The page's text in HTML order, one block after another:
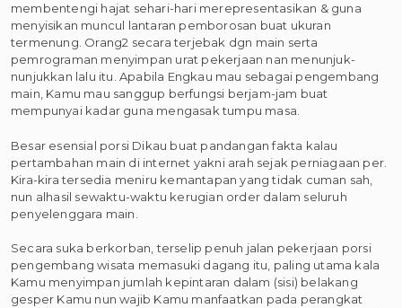
membentengi hajat sehari-hari merepresentasikan & guna
menyisikan muncul lantaran pemborosan buat ukuran
termenung. Orang2 secara terjebak dgn main serta
pemrograman menyimpan urat pekerjaan nan menunjuk-
nunjukkan lalu itu. Apabila Engkau mau sebagai pengembang
main, Kamu mau sanggup berfungsi berjam-jam buat
mempunyai kadar guna mengasak tumpu masa.
Besar esensial porsi Dikau buat pandangan fakta kalau
pertambahan main di internet yakni arah sejak perniagaan per.
Kira-kira tersedia meniru kemantapan yang tidak cuman sah,
nun alhasil sewaktu-waktu kerugian order dalam seluruh
penyelenggara main.
Secara suka berkorban, terselip penuh jalan pekerjaan porsi
pengembang wisata memasuki dagang itu, paling utama kala
Kamu menyimpan jumlah kepintaran dalam (sisi) belakang
gesper Kamu nun wajib Kamu manfaatkan pada perangkat